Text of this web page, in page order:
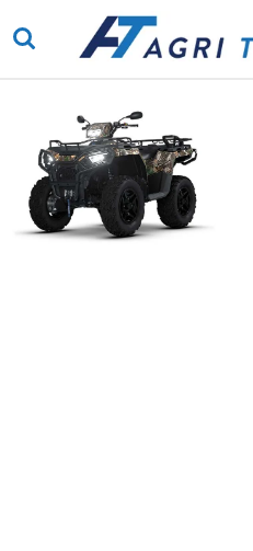
direct
hoofdinhoud